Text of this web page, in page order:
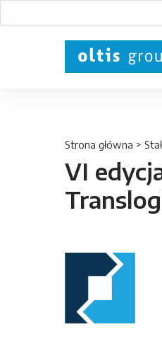
Strona główna >
VI